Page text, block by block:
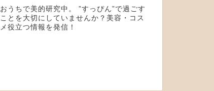
おうちで美的研究中。 ”すっぴん”で過ごす
ことを大切にしていませんか？美容・コス
メ役立つ情報を発信！